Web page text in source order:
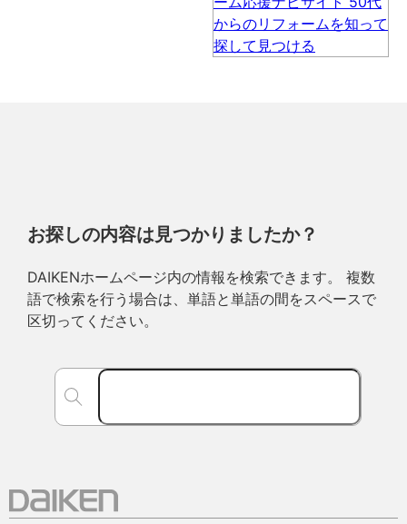
お探しの内容は見つかりましたか？
DAIKENホームページ内の情報を検索できます。 複数
語で検索を行う場合は、単語と単語の間をスペースで
区切ってください。